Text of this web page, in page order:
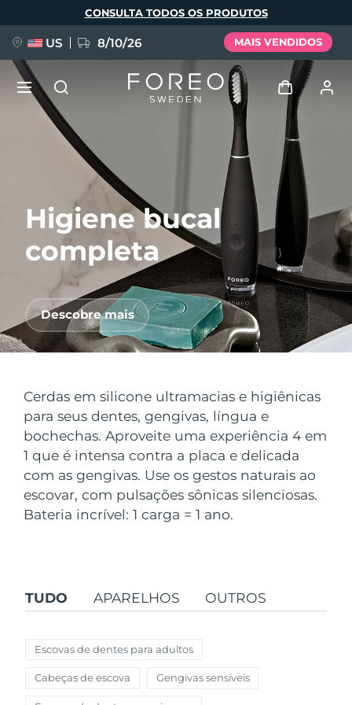
principal
Higiene bucal
completa
Descobre mais
Cerdas em silicone ultramacias e higiênicas
para seus dentes, gengivas, língua e
bochechas. Aproveite uma experiência 4 em
1 que é intensa contra a placa e delicada
com as gengivas. Use os gestos naturais ao
escovar, com pulsações sônicas silenciosas.
Bateria incrível: 1 carga = 1 ano.
TUDO APARELHOS OUTROS
Escovas de dentes para adultos
Cabeças de escova Gengivas sensíveis
CONSULTA TODOS OS PRODUTOS
US 8/10/26 MAIS VENDIDOS
Entrar
Perfil de usuário
Meus aparelhos
Meus pedidos
Meus endereços
As minhas subscrições
NOVIDADE
FAQ™ Pure Beauty-Tech Elixir
BREAKING NEWS
issa™ Teeth Whitening Set
FAQ™ Dual LED Panel
POPULAR
Terapia com luz vermelha
English Deutsch
Español
Italiano
Português
Svenska
Русский
Türkçe
简体中文 繁體中文
País de envio
Estados Unidos Entrega prevista 8/10/26
Reino Unido Entrega prevista8/9/26
Espanha Entrega prevista8/9/26
Austrália Entrega prevista